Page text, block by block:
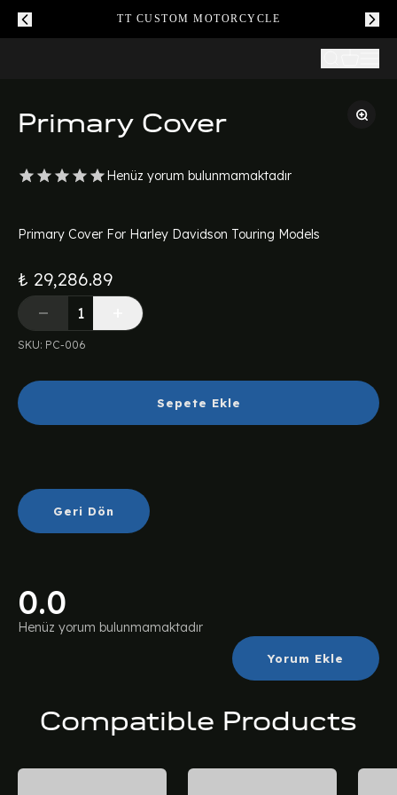
TT CUSTOM MOTORCYCLE
Primary Cover
Henüz yorum bulunmamaktadır
Primary Cover For Harley Davidson Touring Models
₺ 29,286.89
SKU: PC-006
Sepete Ekle
Geri Dön
0.0
Henüz yorum bulunmamaktadır
Yorum Ekle
Compatible Products